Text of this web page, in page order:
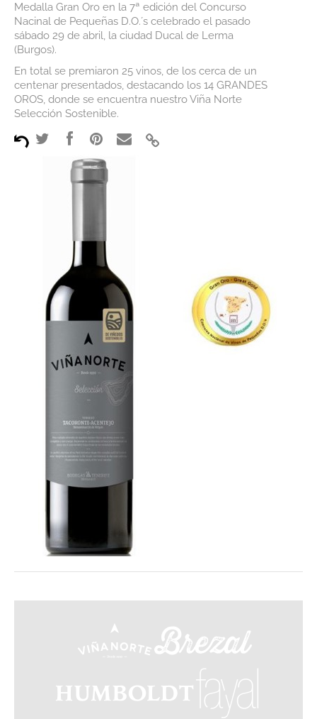
Contacto
Corporativa
Tienda Online
Medalla Gran Oro en la 7ª edición del Concurso
Nacinal de Pequeñas D.O.´s celebrado el pasado
sábado 29 de abril, la ciudad Ducal de Lerma
(Burgos).
En total se premiaron 25 vinos, de los cerca de un
centenar presentados, destacando los 14 GRANDES
OROS, donde se encuentra nuestro Viña Norte
Selección Sostenible.